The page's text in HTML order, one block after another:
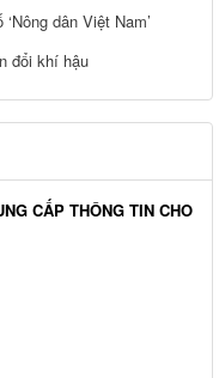
dân Việt Nam’
đổi khí hậu
CẤP THÔNG TIN CHO